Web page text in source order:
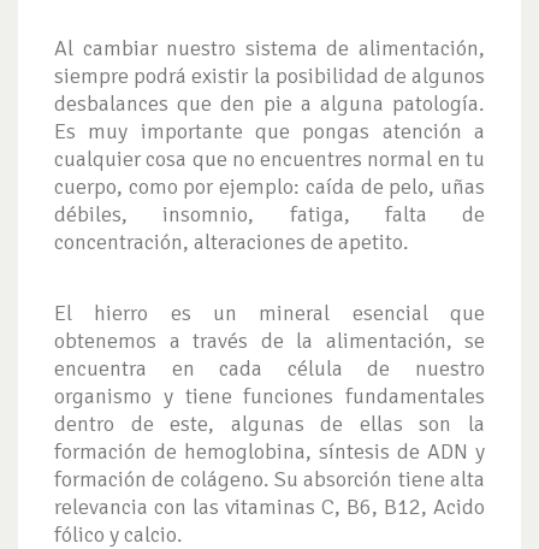
Al cambiar nuestro sistema de alimentación,
siempre podrá existir la posibilidad de algunos
desbalances que den pie a alguna patología.
Es muy importante que pongas atención a
cualquier cosa que no encuentres normal en tu
cuerpo, como por ejemplo: caída de pelo, uñas
débiles, insomnio, fatiga, falta de
concentración, alteraciones de apetito.
El hierro es un mineral esencial que
obtenemos a través de la alimentación, se
encuentra en cada célula de nuestro
organismo y tiene funciones fundamentales
dentro de este, algunas de ellas son la
formación de hemoglobina, síntesis de ADN y
formación de colágeno. Su absorción tiene alta
relevancia con las vitaminas C, B6, B12, Acido
fólico y calcio.